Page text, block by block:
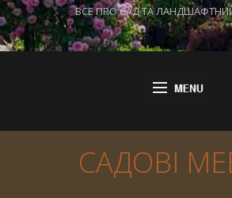
ВСЕ ПРО САД ТА
САДОВІ